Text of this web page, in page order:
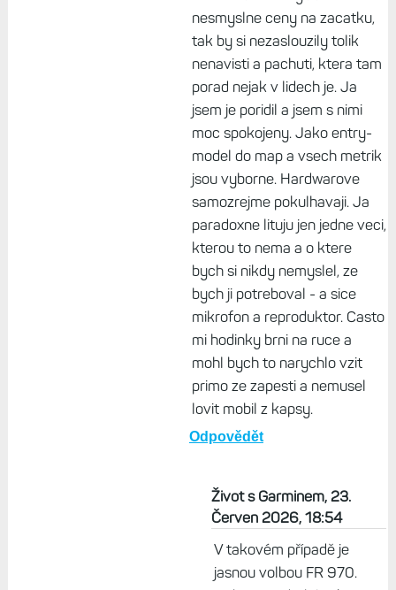
nesmyslne ceny na zacatku,
tak by si nezaslouzily tolik
nenavisti a pachuti, ktera tam
porad nejak v lidech je. Ja
jsem je poridil a jsem s nimi
moc spokojeny. Jako entry-
model do map a vsech metrik
jsou vyborne. Hardwarove
samozrejme pokulhavaji. Ja
paradoxne lituju jen jedne veci,
kterou to nema a o ktere
bych si nikdy nemyslel, ze
bych ji potreboval - a sice
mikrofon a reproduktor. Casto
mi hodinky brni na ruce a
mohl bych to narychlo vzit
primo ze zapesti a nemusel
lovit mobil z kapsy.
Odpovědět
Život s Garminem, 23.
Červen 2026, 18:54
V takovém případě je
jasnou volbou FR 970.